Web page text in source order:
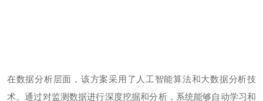
在数据分析层面，该方案采用了人工智能算法和大数据分析技
术。通过对监测数据进行深度挖掘和分析，系统能够自动学习和